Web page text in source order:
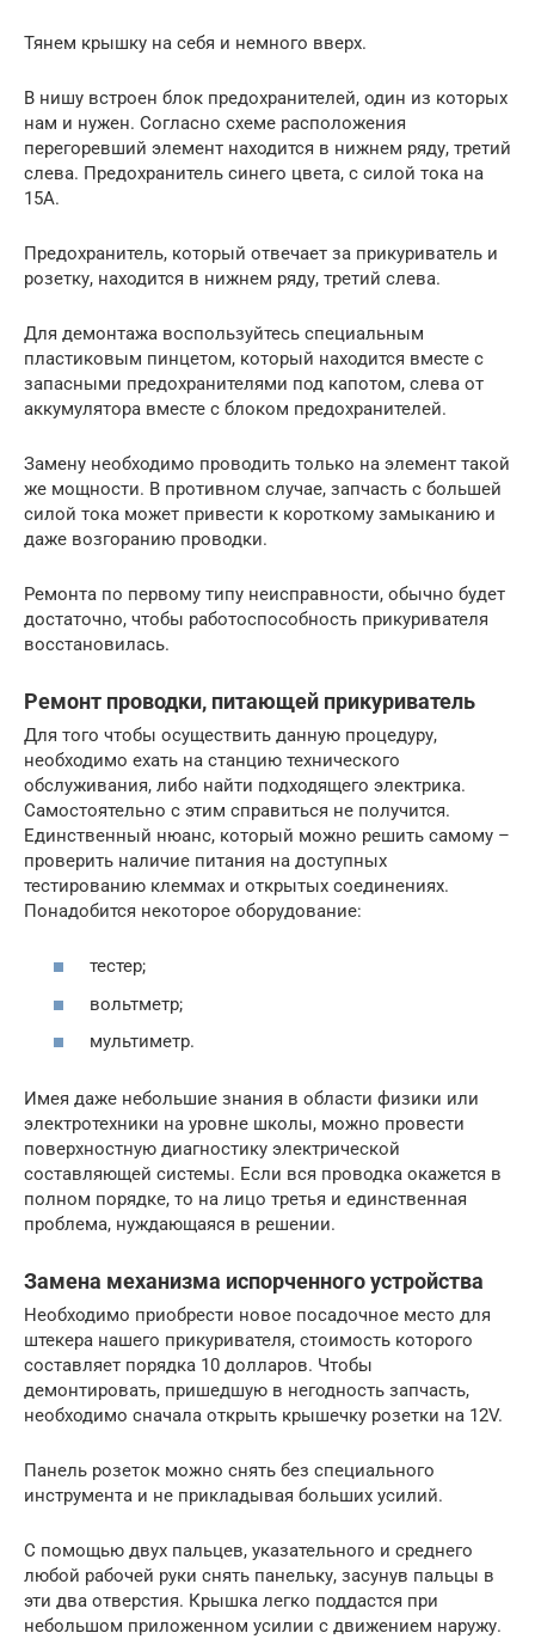
Тянем крышку на себя и немного вверх.
В нишу встроен блок предохранителей, один из которых
нам и нужен. Согласно схеме расположения
перегоревший элемент находится в нижнем ряду, третий
слева. Предохранитель синего цвета, с силой тока на
15А.
Предохранитель, который отвечает за прикуриватель и
розетку, находится в нижнем ряду, третий слева.
Для демонтажа воспользуйтесь специальным
пластиковым пинцетом, который находится вместе с
запасными предохранителями под капотом, слева от
аккумулятора вместе с блоком предохранителей.
Замену необходимо проводить только на элемент такой
же мощности. В противном случае, запчасть с большей
силой тока может привести к короткому замыканию и
даже возгоранию проводки.
Ремонта по первому типу неисправности, обычно будет
достаточно, чтобы работоспособность прикуривателя
восстановилась.
Ремонт проводки, питающей прикуриватель
Для того чтобы осуществить данную процедуру,
необходимо ехать на станцию технического
обслуживания, либо найти подходящего электрика.
Самостоятельно с этим справиться не получится.
Единственный нюанс, который можно решить самому –
проверить наличие питания на доступных
тестированию клеммах и открытых соединениях.
Понадобится некоторое оборудование:
тестер;
вольтметр;
мультиметр.
Имея даже небольшие знания в области физики или
электротехники на уровне школы, можно провести
поверхностную диагностику электрической
составляющей системы. Если вся проводка окажется в
полном порядке, то на лицо третья и единственная
проблема, нуждающаяся в решении.
Замена механизма испорченного устройства
Необходимо приобрести новое посадочное место для
штекера нашего прикуривателя, стоимость которого
составляет порядка 10 долларов. Чтобы
демонтировать, пришедшую в негодность запчасть,
необходимо сначала открыть крышечку розетки на 12V.
Панель розеток можно снять без специального
инструмента и не прикладывая больших усилий.
С помощью двух пальцев, указательного и среднего
любой рабочей руки снять панельку, засунув пальцы в
эти два отверстия. Крышка легко поддастся при
небольшом приложенном усилии с движением наружу.